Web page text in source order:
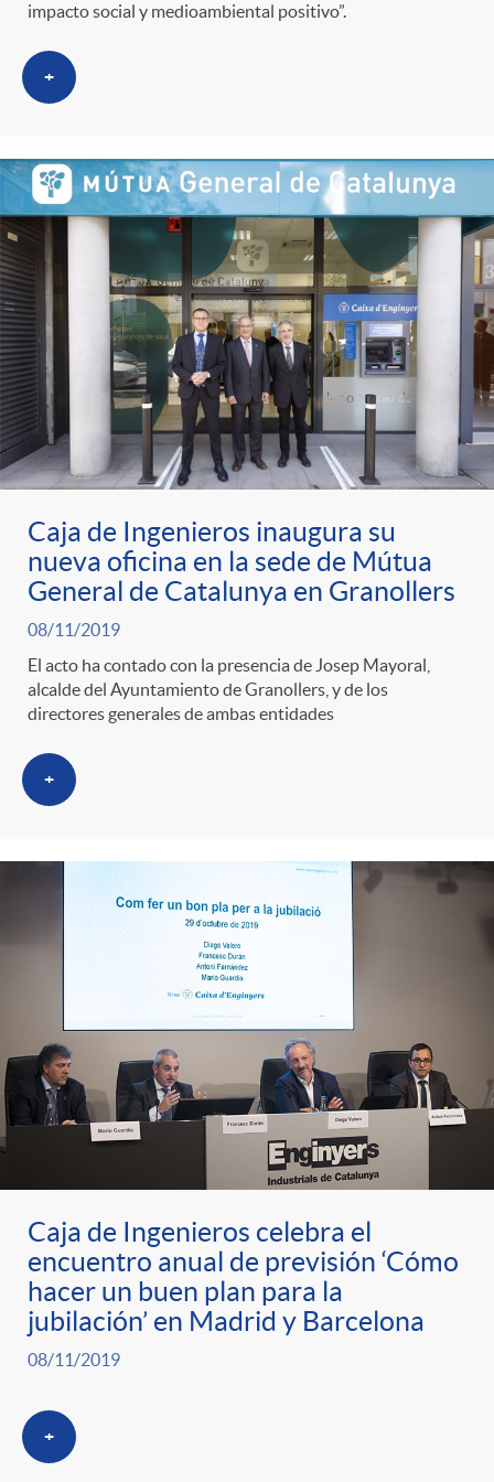
o
r
i
a
s
impacto social y medioambiental positivo”.
+
Caja de Ingenieros inaugura su
nueva oficina en la sede de Mútua
General de Catalunya en Granollers
08/11/2019
El acto ha contado con la presencia de Josep Mayoral,
alcalde del Ayuntamiento de Granollers, y de los
directores generales de ambas entidades
+
Caja de Ingenieros celebra el
encuentro anual de previsión ‘Cómo
hacer un buen plan para la
jubilación’ en Madrid y Barcelona
08/11/2019
+